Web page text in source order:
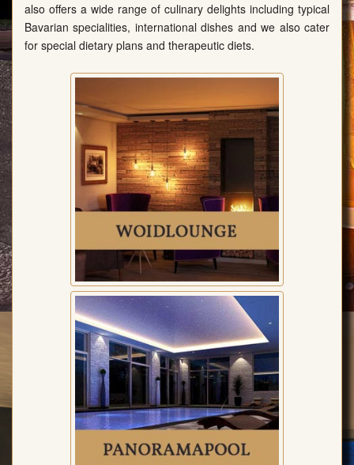
also offers a wide range of culinary delights including typical
Bavarian specialities, international dishes and we also cater
for special dietary plans and therapeutic diets.